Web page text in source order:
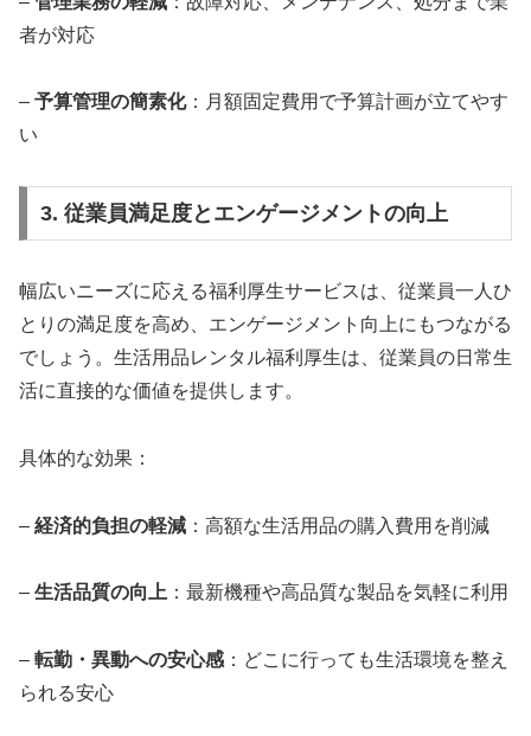
者が対応
– 予算管理の簡素化：月額固定費用で予算計画が立てやす
い
3. 従業員満足度とエンゲージメントの向上
幅広いニーズに応える福利厚生サービスは、従業員一人ひ
とりの満足度を高め、エンゲージメント向上にもつながる
でしょう。生活用品レンタル福利厚生は、従業員の日常生
活に直接的な価値を提供します。
具体的な効果：
– 経済的負担の軽減 ：高額な生活用品の購入費用を削減
– 生活品質の向上 ：最新機種や高品質な製品を気軽に利用
– 転勤・異動への安心感 ：どこに行っても生活環境を整え
られる安心